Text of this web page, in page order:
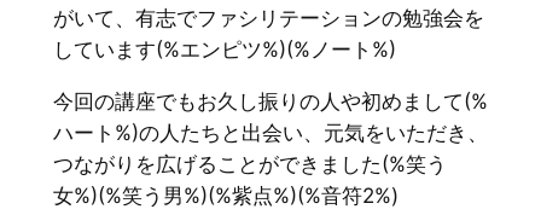
がいて、有志でファシリテーションの勉強会を
しています(%エンピツ%)(%ノート%)
今回の講座でもお久し振りの人や初めまして(%
ハート%)の人たちと出会い、元気をいただき、
つながりを広げることができました(%笑う
女%)(%笑う男%)(%紫点%)(%音符2%)